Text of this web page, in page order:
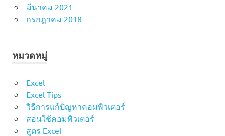
มีนาคม 2021
กรกฎาคม 2018
หมวดหมู่
Excel
Excel Tips
วิธีการแก้ปัญหาคอมพิวเตอร์
สอนใช้คอมพิวเตอร์
สูตร Excel